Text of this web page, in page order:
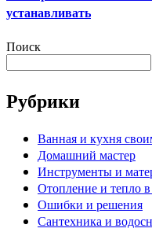
устанавливать
Поиск
Рубрики
Ванная и кухня
Домашний мастер
Инструменты и
Отопление и тепло
Ошибки и решения
Сантехника и